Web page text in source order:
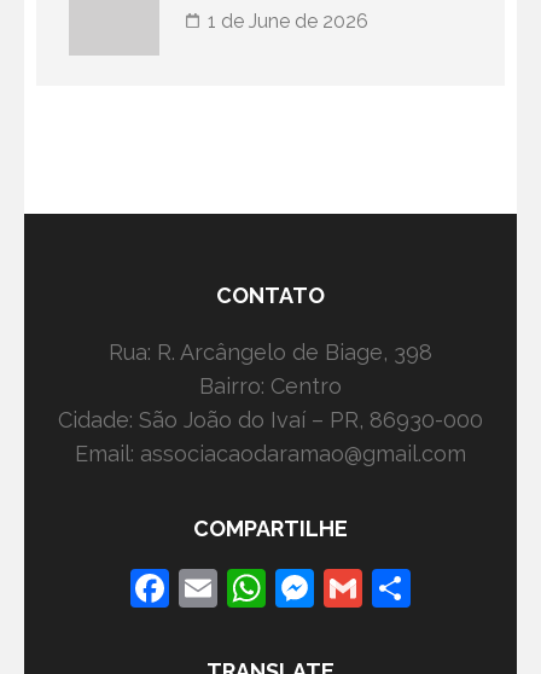
1 de June de 2026
CONTATO
Rua: R. Arcângelo de Biage, 398
Bairro: Centro
Cidade: São João do Ivaí – PR, 86930-000
Email: associacaodaramao@gmail.com
COMPARTILHE
Facebook
EmailWhatsApp
Messenger
Gmail